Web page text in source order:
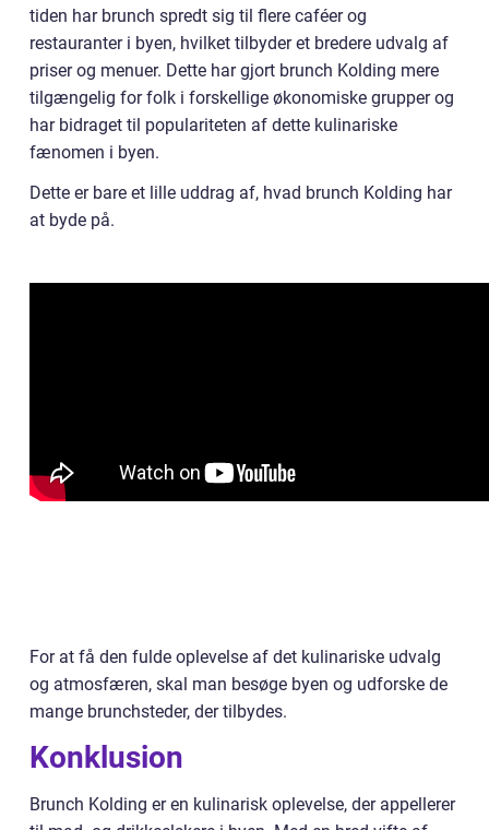
tiden har brunch spredt sig til flere caféer og
restauranter i byen, hvilket tilbyder et bredere udvalg af
priser og menuer. Dette har gjort brunch Kolding mere
tilgængelig for folk i forskellige økonomiske grupper og
har bidraget til populariteten af dette kulinariske
fænomen i byen.
Dette er bare et lille uddrag af, hvad brunch Kolding har
at byde på.
For at få den fulde oplevelse af det kulinariske udvalg
og atmosfæren, skal man besøge byen og udforske de
mange brunchsteder, der tilbydes.
Konklusion
Brunch Kolding er en kulinarisk oplevelse, der appellerer